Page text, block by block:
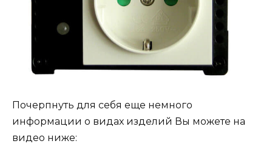
Почерпнуть для себя еще немного
информации о видах изделий Вы можете на
видео ниже: